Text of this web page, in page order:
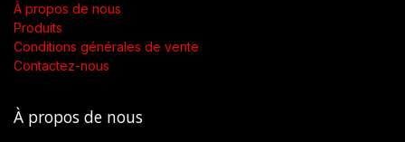
À propos de nous
Produits
Conditions générales de vente
Contactez-nous
À propos de nous